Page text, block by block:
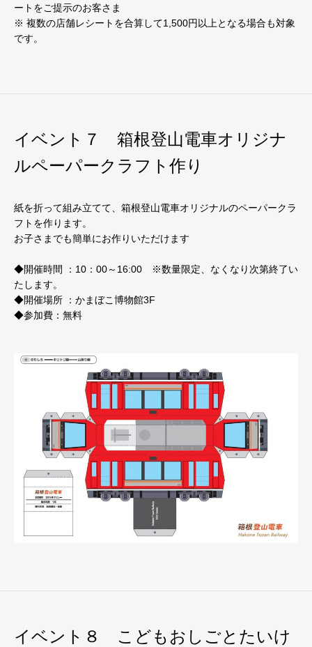
ートをご提示のお客さま
※ 複数の店舗レシートを合算して1,500円以上となる場合も対象
です。
イベント７ 箱根登山電車オリジナ
ルペーパークラフト作り
紙を折って組み立てて、箱根登山電車オリジナルのペーパークラ
フトを作ります。
お子さまでも簡単にお作りいただけます
◆開催時間 ：10：00～16:00 ※数量限定、なくなり次第終了い
たします。
◆開催場所 ：かまぼこ博物館3F
◆参加費：無料
イベント８ こどもおしごとたいけ